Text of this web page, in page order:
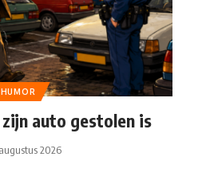
HUMOR
auto gestolen is
2026